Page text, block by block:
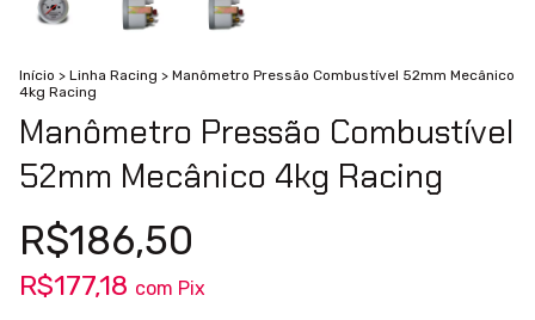
Início > Linha Racing > Manômetro Pressão Combustível 52mm Mecânico
4kg Racing
Manômetro Pressão Combustível
52mm Mecânico 4kg Racing
R$186,50
R$177,18 com Pix